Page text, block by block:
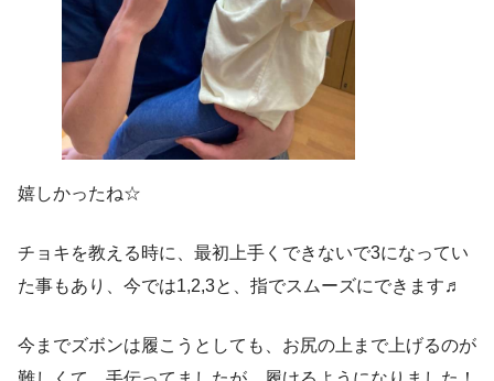
嬉しかったね☆
チョキを教える時に、最初上手くできないで3になってい
た事もあり、今では1,2,3と、指でスムーズにできます♬
今までズボンは履こうとしても、お尻の上まで上げるのが